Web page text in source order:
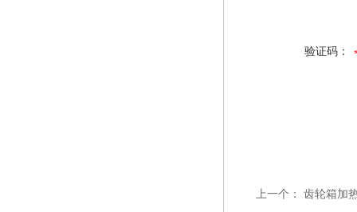
验证码：
上一个： 齿轮箱加